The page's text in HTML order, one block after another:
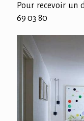
Pour recevoir un
69 03 80